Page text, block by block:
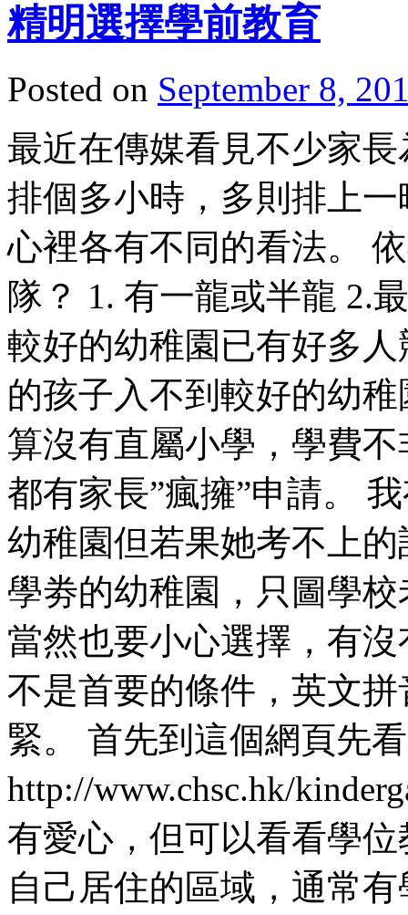
精明選擇學前教育
Posted on September 8,
最近在傳媒看見不少家
排個多小時，多則排上
心裡各有不同的看法。
隊？ 1. 有一龍或半龍 2.
較好的幼稚園已有好多
的孩子入不到較好的幼
算沒有直屬小學，學費
都有家長”瘋擁”申請。
幼稚園但若果她考不上
學劵的幼稚園，只圖學
當然也要小心選擇，有
不是首要的條件，英文
緊。 首先到這個網頁先
http://www.chsc.hk/
有愛心，但可以看看學
自己居住的區域，通常